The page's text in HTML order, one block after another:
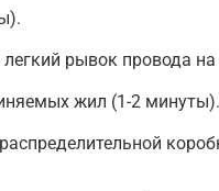
рывок провода
жил (1-2 минуты).